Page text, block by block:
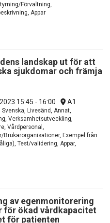
Förvaltning,
Appar
landskap ut för att
sjukdomar och främja
15:45 - 16:00 A1
, Svenska, Livesänd, Annat,
Verksamhetsutveckling,
Vårdpersonal,
Exempel från
Test/validering, Appar,
av egenmonitorering
för ökad vårdkapacitet
för patienten